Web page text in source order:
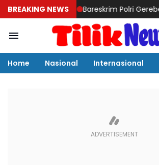
BREAKING NEWSBareskrim Polri Gerebek
Home Nasional Internasional